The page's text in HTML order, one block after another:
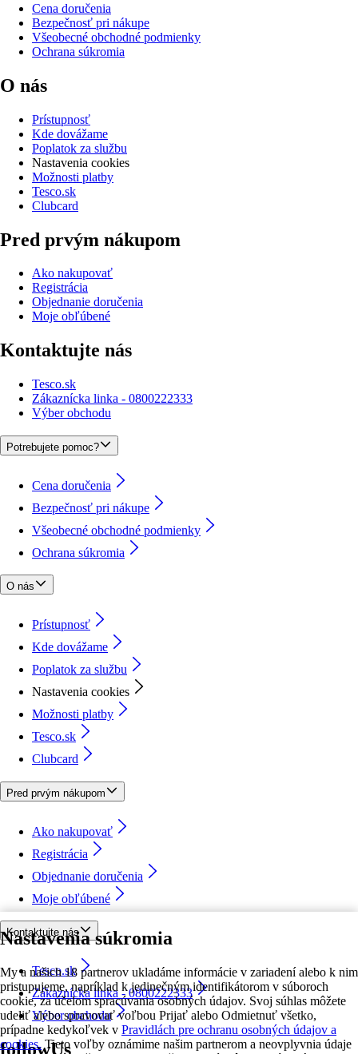
Nastavenia súkromia
My a našich 18 partnerov ukladáme informácie v zariadení alebo k nim
pristupujeme, napríklad k jedinečným identifikátorom v súboroch
cookie, za účelom spracúvania osobných údajov. Svoj súhlas môžete
udeliť alebo spravovať voľbou Prijať alebo Odmietnuť všetko,
prípadne kedykoľvek v Pravidlách pre ochranu osobných údajov a
cookies. Tieto voľby oznámime našim partnerom a neovplyvnia údaje
Cena doručenia
Bezpečnosť pri nákupe
Všeobecné obchodné podmienky
Ochrana súkromia
O nás
Prístupnosť
Kde dovážame
Poplatok za službu
Nastavenia cookies
Možnosti platby
Tesco.sk
Clubcard
Pred prvým nákupom
Ako nakupovať
Registrácia
Objednanie doručenia
Moje obľúbené
Kontaktujte nás
Tesco.sk
Zákaznícka linka - 0800222333
Výber obchodu
Potrebujete pomoc?
Cena doručenia
Bezpečnosť pri nákupe
Všeobecné obchodné podmienky
Ochrana súkromia
O nás
Prístupnosť
Kde dovážame
Poplatok za službu
Nastavenia cookies
Možnosti platby
Tesco.sk
Clubcard
Pred prvým nákupom
Ako nakupovať
Registrácia
Objednanie doručenia
Moje obľúbené
Kontaktujte nás
Tesco.sk
Zákaznícka linka - 0800222333
Výber obchodu
followUs